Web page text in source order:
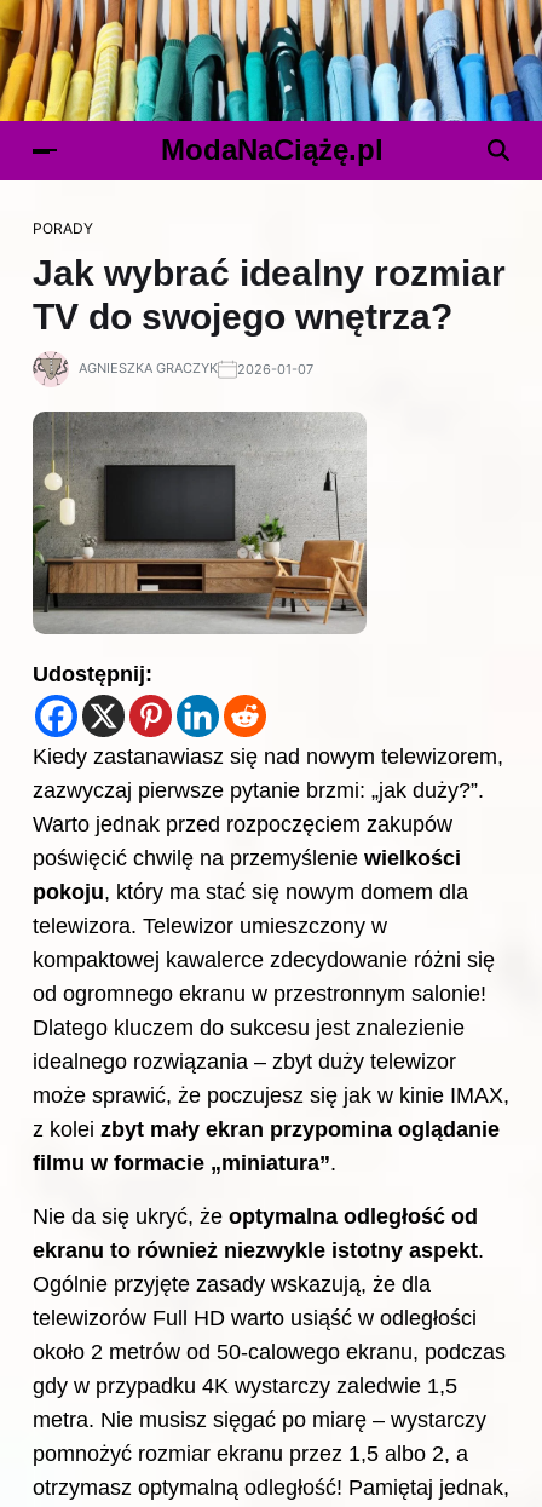
ModaNaCiążę.pl
PORADY
Jak wybrać idealny rozmiar
TV do swojego wnętrza?
AGNIESZKA GRACZYK 2026-01-07
Udostępnij:
Kiedy zastanawiasz się nad nowym telewizorem,
zazwyczaj pierwsze pytanie brzmi: „jak duży?”.
Warto jednak przed rozpoczęciem zakupów
poświęcić chwilę na przemyślenie wielkości
pokoju, który ma stać się nowym domem dla
telewizora. Telewizor umieszczony w
kompaktowej kawalerce zdecydowanie różni się
od ogromnego ekranu w przestronnym salonie!
Dlatego kluczem do sukcesu jest znalezienie
idealnego rozwiązania – zbyt duży telewizor
może sprawić, że poczujesz się jak w kinie IMAX,
z kolei zbyt mały ekran przypomina oglądanie
filmu w formacie „miniatura”.
Nie da się ukryć, że optymalna odległość od
ekranu to również niezwykle istotny aspekt.
Ogólnie przyjęte zasady wskazują, że dla
telewizorów Full HD warto usiąść w odległości
około 2 metrów od 50-calowego ekranu, podczas
gdy w przypadku 4K wystarczy zaledwie 1,5
metra. Nie musisz sięgać po miarę – wystarczy
pomnożyć rozmiar ekranu przez 1,5 albo 2, a
otrzymasz optymalną odległość! Pamiętaj jednak,